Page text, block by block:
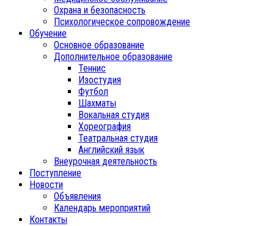
Охрана и безопасность
Психологическое сопровождение
Обучение
Основное образование
Дополнительное образование
Теннис
Изостудия
Футбол
Шахматы
Вокальная студия
Хореография
Театральная студия
Английский язык
Внеурочная деятельность
Поступление
Новости
Объявления
Календарь мероприятий
Контакты